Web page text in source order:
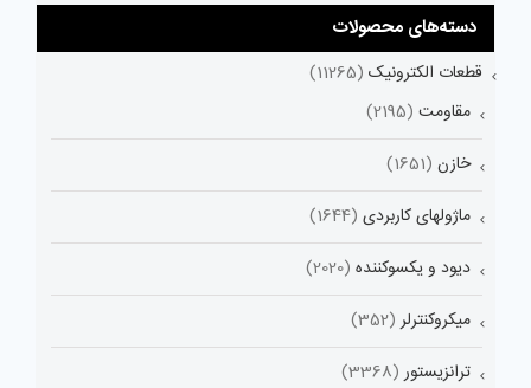
دسته‌های محصولات
قطعات الکترونیک (11265)
مقاومت (2195)
خازن (1651)
ماژولهای کاربردی (1644)
دیود و یکسوکننده (2020)
میکروکنترلر (352)
ترانزیستور (3368)